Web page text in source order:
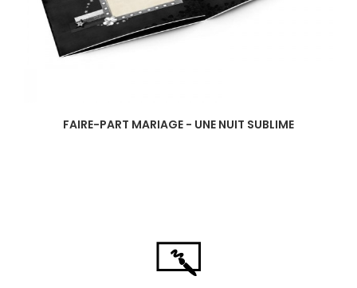
FAIRE-PART MARIAGE - UNE NUIT SUBLIME